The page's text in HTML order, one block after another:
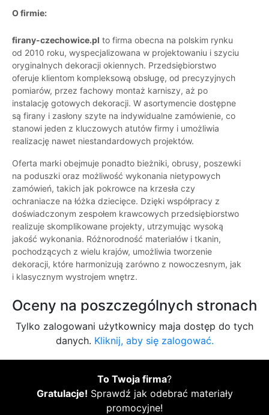
O firmie:
firany-czechowice.pl to firma obecna na polskim rynku
od 2010 roku, wyspecjalizowana w projektowaniu i szyciu
oryginalnych dekoracji okiennych. Przedsiębiorstwo
oferuje klientom kompleksową obsługę, od precyzyjnych
pomiarów, przez fachowy montaż karniszy, aż po
instalację gotowych dekoracji. W asortymencie dostępne
są firany i zasłony szyte na indywidualne zamówienie, co
stanowi jeden z kluczowych atutów firmy i umożliwia
realizację nawet niestandardowych projektów.
Oferta marki obejmuje ponadto bieżniki, obrusy, poszewki
na poduszki oraz możliwość wykonania nietypowych
zamówień, takich jak pokrowce na krzesła czy
ochraniacze na łóżka dziecięce. Dzięki współpracy z
doświadczonym zespołem krawcowych przedsiębiorstwo
realizuje skomplikowane projekty, utrzymując wysoką
jakość wykonania. Różnorodność materiałów i tkanin,
pochodzących z wielu krajów, umożliwia tworzenie
dekoracji, które harmonizują zarówno z nowoczesnym, jak
i klasycznym wystrojem wnętrz.
Oceny na poszczególnych stronach
Tylko zalogowani użytkownicy maja dostęp do tych
danych. Kliknij, aby się zalogować.
To Twoja firma?
Gratulacje! Sprawdź jak odebrać materiały
promocyjne!